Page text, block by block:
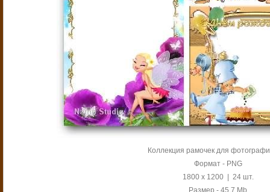
Коллекция рамочек для
Формат - PNG
1800 х 1200 | 24 шт.
Размер - 45.7 Mb